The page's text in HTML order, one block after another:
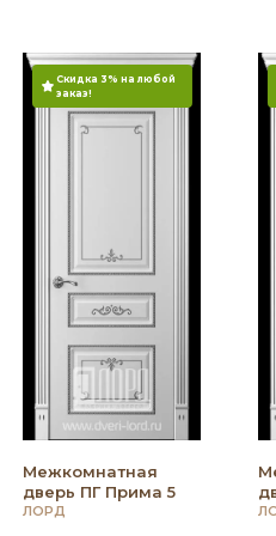
Скидка 3% на любой
заказ!
Межкомнатная
дверь ПГ Прима 5
ЛОРД